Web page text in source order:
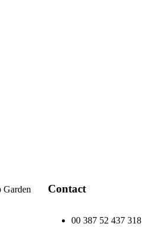
Contact
00 387 52 437 318